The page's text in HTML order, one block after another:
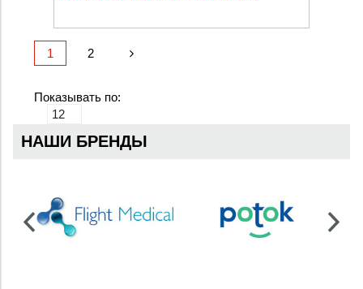
1 2
Показывать по:
НАШИ БРЕНДЫ